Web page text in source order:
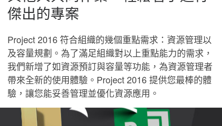
傑出的專案
Project 2016 符合組織的幾個重點需求：資源管理以
及容量規劃。為了滿足組織對以上重點能力的需求，
我們新增了如資源預訂與容量等功能，為資源管理者
帶來全新的使用體驗。Project 2016 提供您最棒的體
驗，讓您能妥善管理並優化資源應用。